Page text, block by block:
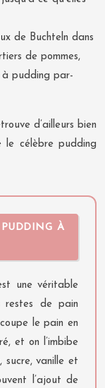
de Buchteln dans
de pommes,
à pudding par-
d’ailleurs bien
le célèbre pudding
À
une véritable
restes de pain
le pain en
et on l’imbibe
sucre, vanille et
l’ajout de